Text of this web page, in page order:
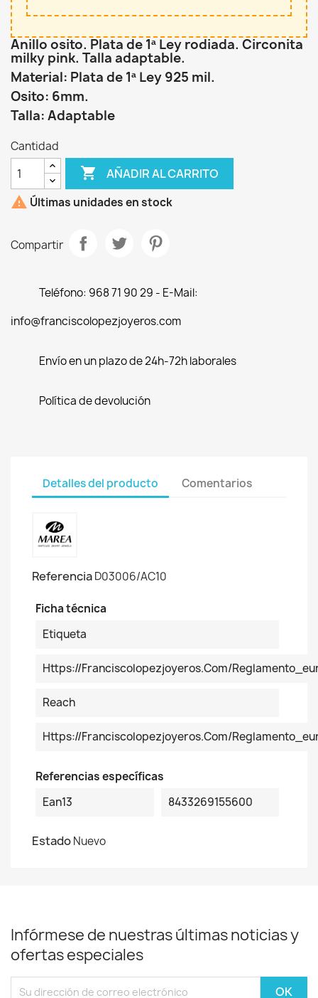
Anillo osito. Plata de 1ª Ley rodiada. Circonita
milky pink. Talla adaptable.
Material: Plata de 1ª Ley 925 mil.
Osito: 6mm.
Talla: Adaptable
Cantidad
 AÑADIR AL CARRITO
 Últimas unidades en stock
Compartir
Teléfono: 968 71 90 29 - E-Mail:
info@franciscolopezjoyeros.com
Envío en un plazo de 24h-72h laborales
Política de devolución
Detalles del producto Comentarios
ReferenciaD03006/AC10
Ficha técnica
Etiqueta
Https://franciscolopezjoyeros.com/
Reach
Https://franciscolopezjoyeros.com/
Referencias específicas
Ean13
8433269155600
EstadoNuevo
Infórmese de nuestras últimas noticias y
ofertas especiales